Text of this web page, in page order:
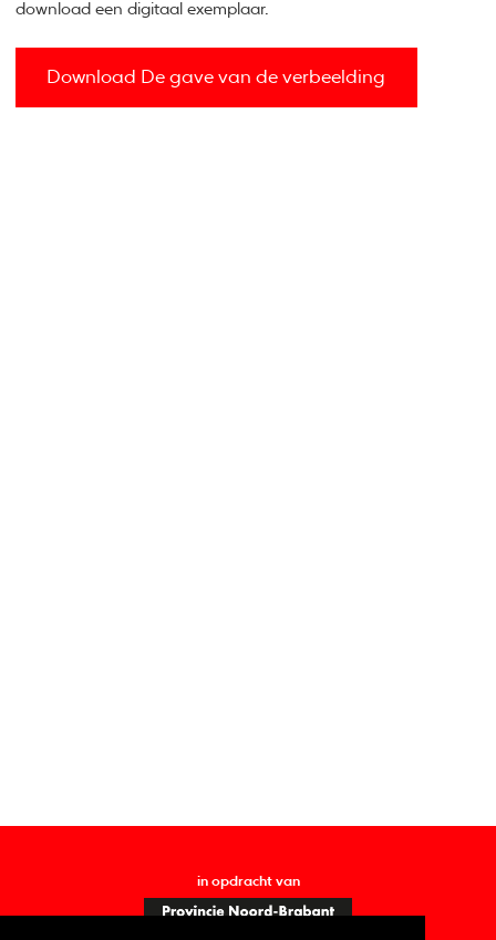
download een digitaal exemplaar.
Download De gave van de verbeelding
in opdracht van